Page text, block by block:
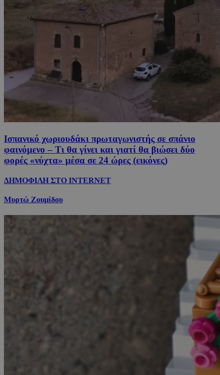
Ισπανικό χωριουδάκι πρωταγωνιστής σε σπάνιο
φαινόμενο – Τι θα γίνει και γιατί θα βιώσει δύο
φορές «νύχτα» μέσα σε 24 ώρες (εικόνες)
ΔΗΜΟΦΙΛΗ ΣΤΟ INTERNET
Μυρτώ Ζουμίδου